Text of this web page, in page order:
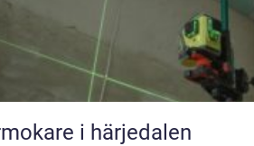
i härjedalen